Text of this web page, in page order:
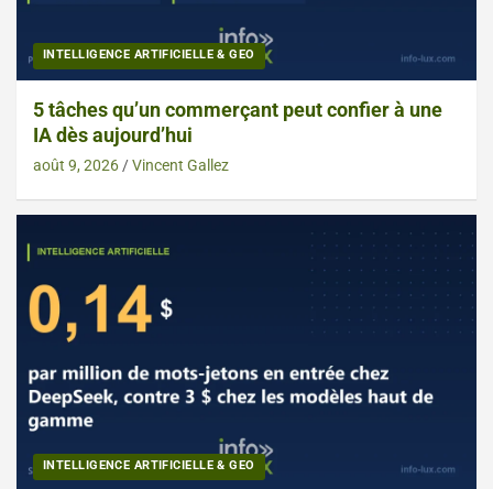
INTELLIGENCE ARTIFICIELLE & GEO
5 tâches qu’un commerçant peut confier à une
IA dès aujourd’hui
août 9, 2026 Vincent Gallez
INTELLIGENCE ARTIFICIELLE & GEO